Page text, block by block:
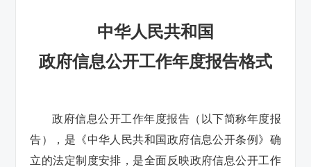
中华人民共和国
政府信息公开工作年度报告格式
政府信息公开工作年度报告（以下简称年度报
告），是《中华人民共和国政府信息公开条例》确
立的法定制度安排，是全面反映政府信息公开工作